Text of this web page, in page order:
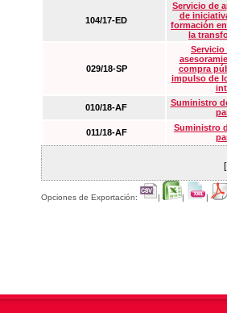
104/17-ED
Servicio de
de
formación
la
029/18-SP
Servicio
compra
impulso de
010/18-AF
Suministro
011/18-AF
Suministro
Opciones de Exportación: | | |